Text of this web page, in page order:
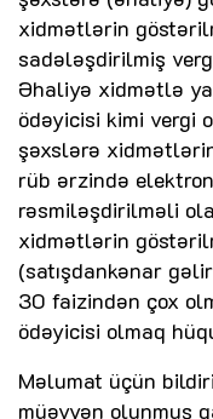
xidmətlərin
sadələşdirilmiş
Əhaliyə xidmətlə
ödəyicisi kimi vergi
şəxslərə
rüb ərzində
rəsmiləşdirilməli
xidmətlərin
(satışdankənar
30 faizindən çox
ödəyicisi olmaq
Məlumat üçün
müəyyən olunmuş